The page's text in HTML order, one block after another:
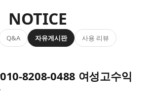
NOTICE
Q&A 자유게시판 사용 리뷰
8208-0488 여성고수익